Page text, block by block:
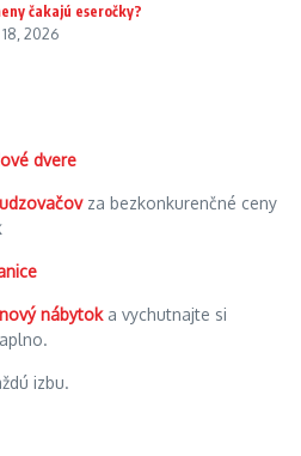
čakajú eseročky?
2026
dvere
za bezkonkurenčné ceny
nábytoka vychutnajte si
izbu.